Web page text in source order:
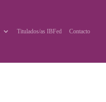
Titulados/as IBFed Contacto